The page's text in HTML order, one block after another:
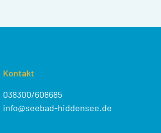
Kontakt
038300/608685
info@seebad-hiddensee.de